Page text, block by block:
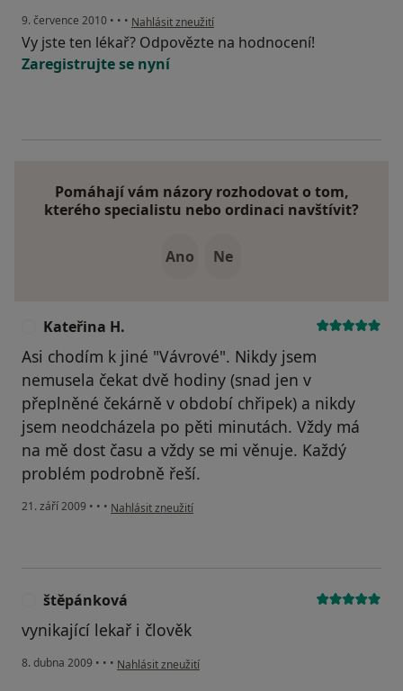
9. července 2010 • • • podle názoru uživatele Pacient
Nahlásit zneužití
Vy jste ten lékař? Odpovězte na hodnocení!
Zaregistrujte se nyní
Pomáhají vám názory rozhodovat o tom,
kterého specialistu nebo ordinaci navštívit?
Ano Ne
Kateřina H.
Asi chodím k jiné "Vávrové". Nikdy jsem
nemusela čekat dvě hodiny (snad jen v
přeplněné čekárně v období chřipek) a nikdy
jsem neodcházela po pěti minutách. Vždy má
na mě dost času a vždy se mi věnuje. Každý
problém podrobně řeší.
21. září 2009 • • • podle názoru uživatele Kateřina H.
Nahlásit zneužití
štěpánková
vynikající lekař i člověk
8. dubna 2009 • • • podle názoru uživatele štěpánková
Nahlásit zneužití